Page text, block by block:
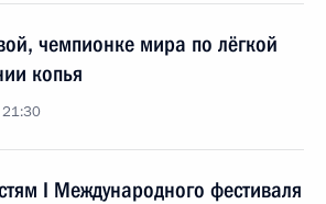
чемпионке мира по лёгкой
копья
21:30
I Международного фестиваля